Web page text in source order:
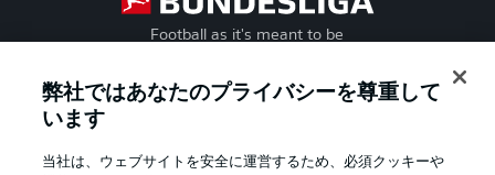
Football as it's meant to be
弊社ではあなたのプライバシーを尊重して
います
当社は、ウェブサイトを安全に運営するため、必須クッキーや